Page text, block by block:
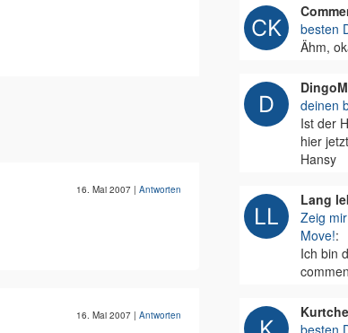
16. Mai 2007 | Antworten
16. Mai 2007 | Antworten
besten
Ähm,
deinen
Ist der
hier
Hansy
Lang
Zeig
Move!:
Ich bin
besten